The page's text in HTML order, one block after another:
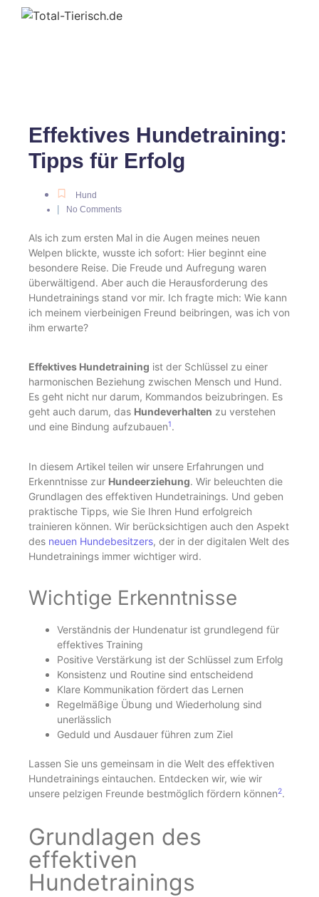
Effektives Hundetraining:
Tipps für Erfolg
Hund
No Comments
Als ich zum ersten Mal in die Augen meines neuen
Welpen blickte, wusste ich sofort: Hier beginnt eine
besondere Reise. Die Freude und Aufregung waren
überwältigend. Aber auch die Herausforderung des
Hundetrainings stand vor mir. Ich fragte mich: Wie kann
ich meinem vierbeinigen Freund beibringen, was ich von
ihm erwarte?
Effektives Hundetraining ist der Schlüssel zu einer
harmonischen Beziehung zwischen Mensch und Hund.
Es geht nicht nur darum, Kommandos beizubringen. Es
geht auch darum, das Hundeverhalten zu verstehen
und eine Bindung aufzubauen1.
In diesem Artikel teilen wir unsere Erfahrungen und
Erkenntnisse zur Hundeerziehung. Wir beleuchten die
Grundlagen des effektiven Hundetrainings. Und geben
praktische Tipps, wie Sie Ihren Hund erfolgreich
trainieren können. Wir berücksichtigen auch den Aspekt
des neuen Hundebesitzers, der in der digitalen Welt des
Hundetrainings immer wichtiger wird.
Wichtige Erkenntnisse
Verständnis der Hundenatur ist grundlegend für
effektives Training
Positive Verstärkung ist der Schlüssel zum Erfolg
Konsistenz und Routine sind entscheidend
Klare Kommunikation fördert das Lernen
Regelmäßige Übung und Wiederholung sind
unerlässlich
Geduld und Ausdauer führen zum Ziel
Lassen Sie uns gemeinsam in die Welt des effektiven
Hundetrainings eintauchen. Entdecken wir, wie wir
unsere pelzigen Freunde bestmöglich fördern können2.
Grundlagen des
effektiven
Hundetrainings